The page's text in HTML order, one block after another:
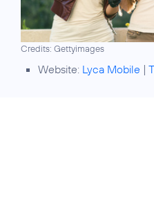
Credits: Gettyimages
Website: Lyca Mobile |